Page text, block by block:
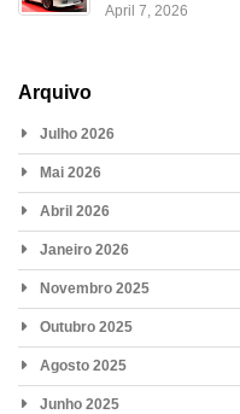
April 7, 2026
Arquivo
Julho 2026
Mai 2026
Abril 2026
Janeiro 2026
Novembro 2025
Outubro 2025
Agosto 2025
Junho 2025